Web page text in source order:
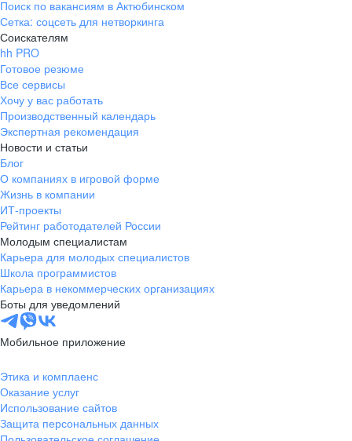
Поиск по вакансиям в Актюбинском
Сетка: соцсеть для нетворкинга
Соискателям
hh PRO
Готовое резюме
Все сервисы
Хочу у вас работать
Производственный календарь
Экспертная рекомендация
Новости и статьи
Блог
О компаниях в игровой форме
Жизнь в компании
ИТ-проекты
Рейтинг работодателей России
Молодым специалистам
Карьера для молодых специалистов
Школа программистов
Карьера в некоммерческих организациях
Боты для уведомлений
Мобильное приложение
Этика и комплаенс
Оказание услуг
Использование сайтов
Защита персональных данных